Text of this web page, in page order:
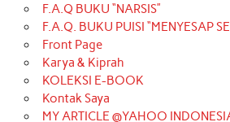
F.A.Q BUKU “NARSIS”
F.A.Q. BUKU PUISI “MENYESAP
Front Page
Karya & Kiprah
KOLEKSI E-BOOK
Kontak Saya
MY ARTICLE @YAHOO